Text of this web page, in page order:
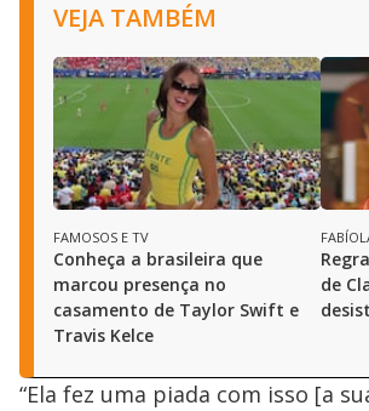
VEJA TAMBÉM
FAMOSOS E TV
Conheça a brasileira que
marcou presença no
casamento de Taylor Swift e
Travis Kelce
de
“Ela fez uma piada com isso [a